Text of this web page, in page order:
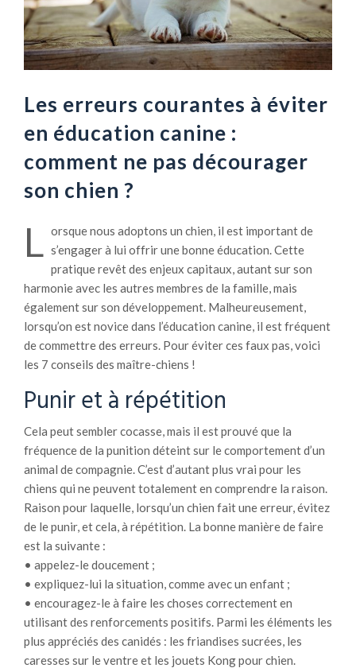
Les erreurs courantes à éviter
en éducation canine :
comment ne pas décourager
son chien ?
L orsque nous adoptons un chien, il est important de
s’engager à lui offrir une bonne éducation. Cette
pratique revêt des enjeux capitaux, autant sur son
harmonie avec les autres membres de la famille, mais
également sur son développement. Malheureusement,
lorsqu’on est novice dans l’éducation canine, il est fréquent
de commettre des erreurs. Pour éviter ces faux pas, voici
les 7 conseils des maître-chiens !
Punir et à répétition
Cela peut sembler cocasse, mais il est prouvé que la
fréquence de la punition déteint sur le comportement d’un
animal de compagnie. C’est d’autant plus vrai pour les
chiens qui ne peuvent totalement en comprendre la raison.
Raison pour laquelle, lorsqu’un chien fait une erreur, évitez
de le punir, et cela, à répétition. La bonne manière de faire
est la suivante :
• appelez-le doucement ;
• expliquez-lui la situation, comme avec un enfant ;
• encouragez-le à faire les choses correctement en
utilisant des renforcements positifs. Parmi les éléments les
plus appréciés des canidés : les friandises sucrées, les
caresses sur le ventre et les jouets Kong pour chien.